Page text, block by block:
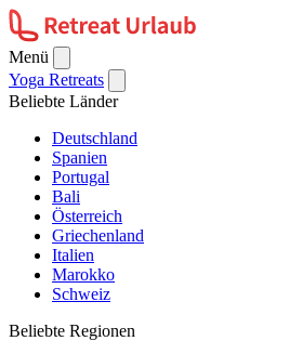
Menü
Yoga Retreats
Beliebte Länder
Deutschland
Spanien
Portugal
Bali
Österreich
Griechenland
Italien
Marokko
Schweiz
Beliebte Regionen